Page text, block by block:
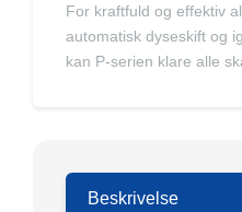
For kraftfuld og effektiv
automatisk dyseskift og
kan P-serien klare alle
Beskrivelse